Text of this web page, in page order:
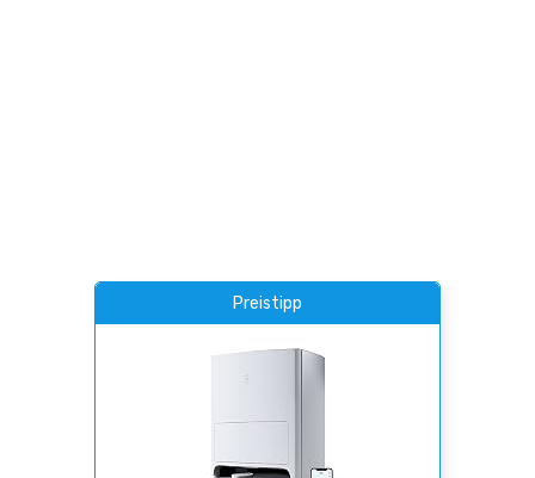
Preistipp